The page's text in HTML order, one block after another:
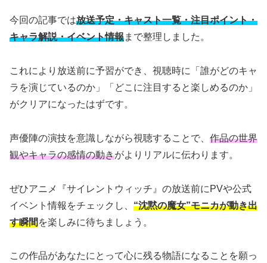
今回の記事では放送予定・キャスト一覧・注目ポイント・
キャラ解説・イベント情報まで整理しました。
これにより放送前に予習ができ、視聴時に「誰がどのキャ
ラを演じているのか」「どこに注目すると楽しめるのか」
がクリアになったはずです。
声優陣の演技を意識しながら視聴することで、 作品の世界
観やキャラの感情の動きがよりリアルに伝わります。
ぜひアニメ『サイレントウィッチ』の放送前にPVや公式
イベント情報をチェックし、 “沈黙の魔女”モニカが動き出
す瞬間を楽しみに待ちましょう。
この作品があなたにとって心に残る物語になることを願っ